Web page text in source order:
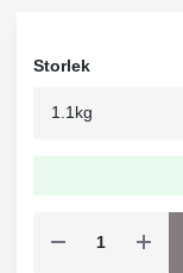
Storlek